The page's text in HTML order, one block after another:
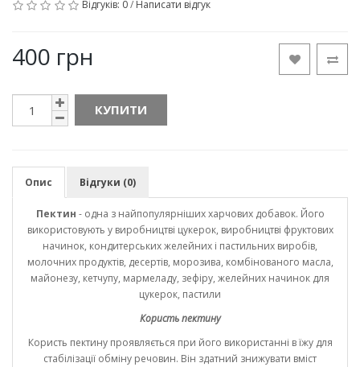
Відгуків: 0/ Написати відгук
400 грн
КУПИТИ
Опис Відгуки (0)
Пектин - одна з найпопулярніших харчових добавок. Його
використовують у виробництві цукерок, виробництві фруктових
начинок, кондитерських желейних і пастильних виробів,
молочних продуктів, десертів, морозива, комбінованого масла,
майонезу, кетчупу, мармеладу, зефіру, желейних начинок для
цукерок, пастили
Користь пектину
Користь пектину проявляється при його використанні в їжу для
стабілізації обміну речовин. Він здатний знижувати вміст